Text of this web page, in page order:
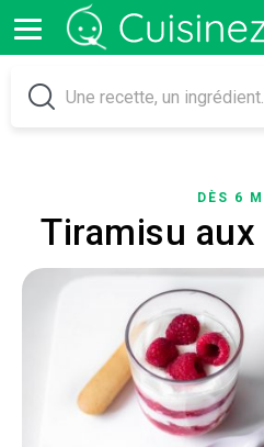
DÈS 6
Tiramisu